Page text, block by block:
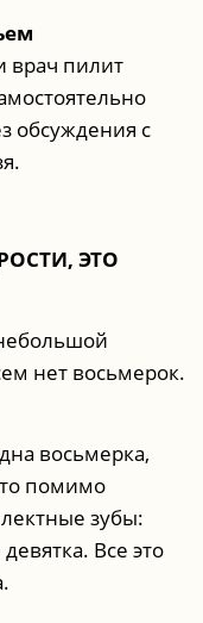
врач пилит
обсуждения с
ЭТО
нет восьмерок.
восьмерка,
помимо
зубы:
Все это